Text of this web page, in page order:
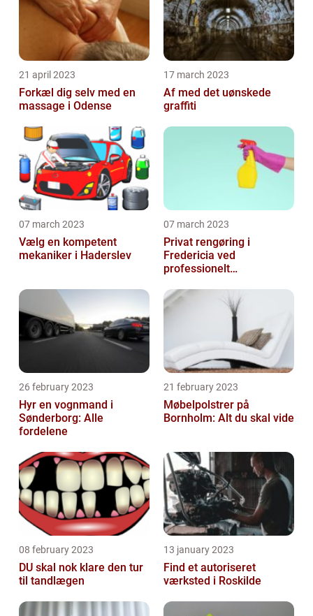
21 april 2023
Forkæl dig selv med en
massage i Odense
17 march 2023
Af med det uønskede
graffiti
07 march 2023
Vælg en kompetent
mekaniker i Haderslev
07 march 2023
Privat rengøring i
Fredericia ved
professionelt
26 february 2023
Hyr en vognmand i
Sønderborg: Alle
fordelene
21 february 2023
Møbelpolstrer på
Bornholm: Alt du skal vide
08 february 2023
DU skal nok klare den tur
til tandlægen
13 january 2023
Find et autoriseret
værksted i Roskilde